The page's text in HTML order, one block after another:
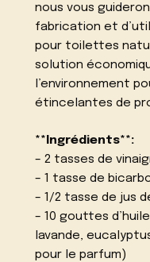
nous vous
fabrication et
pour toilettes
solution
l’environnement
étincelantes de
**Ingrédients**:
– 2 tasses de
– 1 tasse de
– 1/2 tasse de jus
– 10 gouttes
lavande,
pour le parfum)